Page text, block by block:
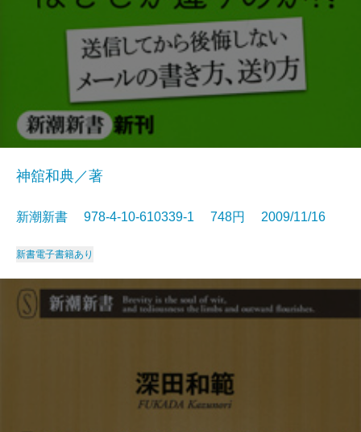
神舘和典／著
新潮新書 978-4-10-610339-1 748円 2009/11/16
新書電子書籍あり